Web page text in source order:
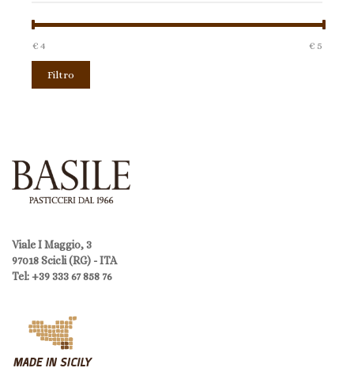
Filtro
€ 4 € 5
Viale I Maggio, 3
97018 Scicli (RG) - ITA
Tel: +39 333 67 858 76